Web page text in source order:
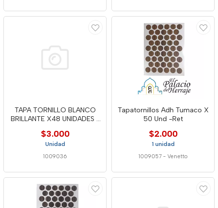
TAPA TORNILLO BLANCO
BRILLANTE X48 UNIDADES -
$3.000
Unidad
1009036
Tapatornillos Adh Tumaco X
50 Und -Ret
$2.000
1 unidad
1009057 - Venetto